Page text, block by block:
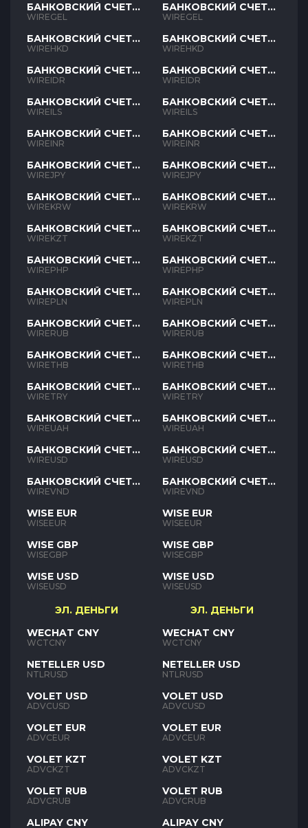
БАНКОВСКИЙ СЧЕТ
GEL
WIREGEL
БАНКОВСКИЙ СЧЕТ
HKD
WIREHKD
БАНКОВСКИЙ СЧЕТ
IDR
WIREIDR
БАНКОВСКИЙ СЧЕТ
ILS
WIREILS
БАНКОВСКИЙ СЧЕТ
INR
WIREINR
БАНКОВСКИЙ СЧЕТ
JPY
WIREJPY
БАНКОВСКИЙ СЧЕТ
KRW
WIREKRW
БАНКОВСКИЙ СЧЕТ
KZT
WIREKZT
БАНКОВСКИЙ СЧЕТ
PHP
WIREPHP
БАНКОВСКИЙ СЧЕТ
PLN
WIREPLN
БАНКОВСКИЙ СЧЕТ
RUB
WIRERUB
БАНКОВСКИЙ СЧЕТ
THB
WIRETHB
БАНКОВСКИЙ СЧЕТ
TRY
WIRETRY
БАНКОВСКИЙ СЧЕТ
UAH
WIREUAH
БАНКОВСКИЙ СЧЕТ
USD
WIREUSD
БАНКОВСКИЙ СЧЕТ
VND
WIREVND
WISE EUR
WISEEUR
WISE GBP
WISEGBP
WISE USD
WISEUSD
ЭЛ. ДЕНЬГИ
WECHAT CNY
WCTCNY
NETELLER USD
NTLRUSD
VOLET USD
ADVCUSD
VOLET EUR
ADVCEUR
VOLET KZT
ADVCKZT
VOLET RUB
ADVCRUB
ALIPAY CNY
БАНКОВСКИЙ СЧЕТ
GEL
WIREGEL
БАНКОВСКИЙ СЧЕТ
HKD
WIREHKD
БАНКОВСКИЙ СЧЕТ
IDR
WIREIDR
БАНКОВСКИЙ СЧЕТ
ILS
WIREILS
БАНКОВСКИЙ СЧЕТ
INR
WIREINR
БАНКОВСКИЙ СЧЕТ
JPY
WIREJPY
БАНКОВСКИЙ СЧЕТ
KRW
WIREKRW
БАНКОВСКИЙ СЧЕТ
KZT
WIREKZT
БАНКОВСКИЙ СЧЕТ
PHP
WIREPHP
БАНКОВСКИЙ СЧЕТ
PLN
WIREPLN
БАНКОВСКИЙ СЧЕТ
RUB
WIRERUB
БАНКОВСКИЙ СЧЕТ
THB
WIRETHB
БАНКОВСКИЙ СЧЕТ
TRY
WIRETRY
БАНКОВСКИЙ СЧЕТ
UAH
WIREUAH
БАНКОВСКИЙ СЧЕТ
USD
WIREUSD
БАНКОВСКИЙ СЧЕТ
VND
WIREVND
WISE EUR
WISEEUR
WISE GBP
WISEGBP
WISE USD
WISEUSD
ЭЛ. ДЕНЬГИ
WECHAT CNY
WCTCNY
NETELLER USD
NTLRUSD
VOLET USD
ADVCUSD
VOLET EUR
ADVCEUR
VOLET KZT
ADVCKZT
VOLET RUB
ADVCRUB
ALIPAY CNY